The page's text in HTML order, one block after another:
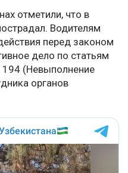
отметили, что в
Водителям
перед законом
дело по статьям
194 (Невыполнение
органов